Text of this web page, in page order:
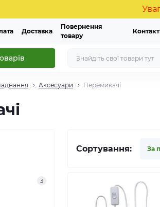
Увага!
Доставка
Повернення
товару
Аксесуари Перемикачі
3
Сортування: